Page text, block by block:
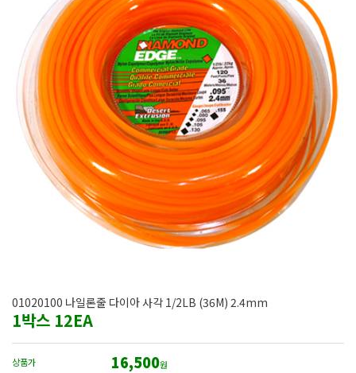
01020100 나일론줄 다이아 사각 1/2LB (36M) 2.4mm
1박스 12EA
상품가 16,500원